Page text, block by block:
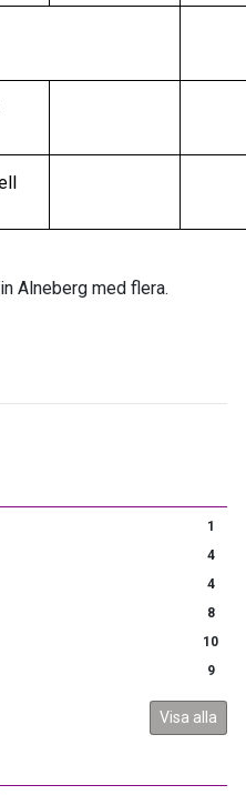
1
4
4
8
10
9
Visa alla
Alneberg med flera.